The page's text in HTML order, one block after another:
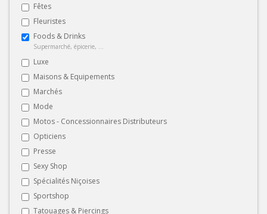
Fêtes
Fleuristes
Foods & Drinks
Supermarché, épicerie, ...
Luxe
Maisons & Equipements
Marchés
Mode
Motos - Concessionnaires Distributeurs
Opticiens
Presse
Sexy Shop
Spécialités Niçoises
Sportshop
Tatouages & Piercings